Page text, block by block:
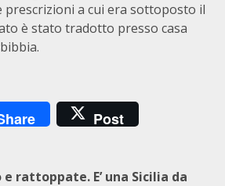
prescrizioni a cui era sottoposto il
è stato tradotto presso casa
Post
rattoppate. E’ una Sicilia da